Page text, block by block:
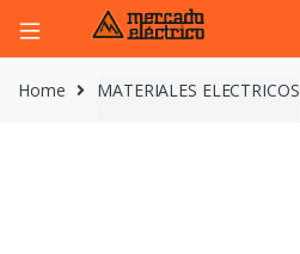
Home MATERIALES ELECTRICOS